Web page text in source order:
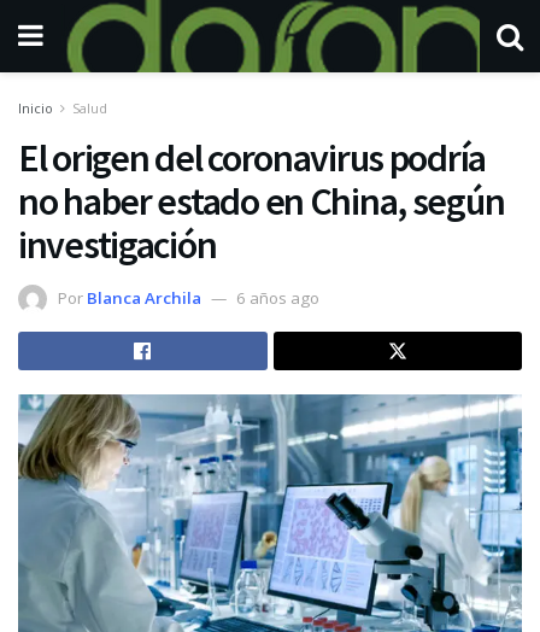
Inicio Salud
El origen del coronavirus podría
no haber estado en China, según
investigación
Por Blanca Archila 6 años ago